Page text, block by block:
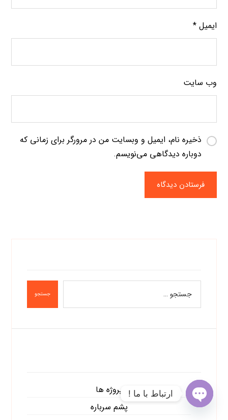
ایمیل*
وب‌ سایت
ذخیره نام، ایمیل و وبسایت من در مرورگر برای زمانی که
دوباره دیدگاهی می‌نویسم.
فرستادن دیدگاه
جستجو
پروژه ها
پشم سرباره
ارتباط با ما !